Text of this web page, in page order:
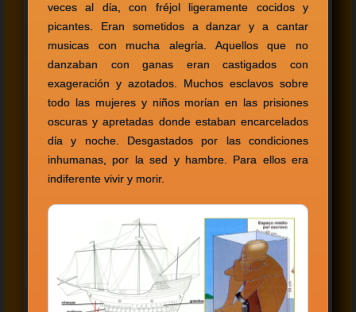
veces al dίa, con fréjol ligeramente cocidos y
picantes. Eran sometidos a danzar y a cantar
musicas con mucha alegrίa. Aquellos que no
danzaban con ganas eran castigados con
exageración y azotados. Muchos esclavos sobre
todo las mujeres y niños morίan en las prisiones
oscuras y apretadas donde estaban encarcelados
dίa y noche. Desgastados por las condiciones
inhumanas, por la sed y hambre. Para ellos era
indiferente vivir y morir.